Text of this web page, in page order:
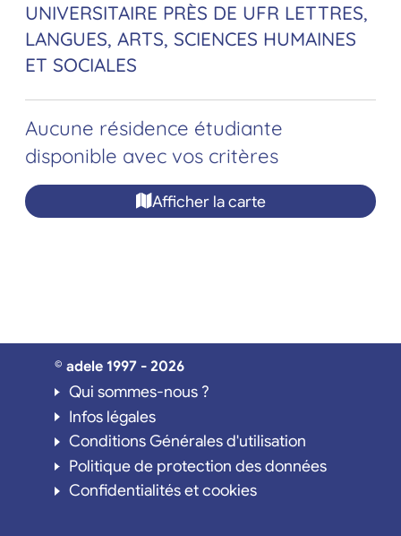
UNIVERSITAIRE PRÈS DE UFR LETTRES,
LANGUES, ARTS, SCIENCES HUMAINES
ET SOCIALES
Aucune résidence étudiante
disponible avec vos critères
Afficher la carte
© adele 1997 - 2026
Qui sommes-nous ?
Infos légales
Conditions Générales d'utilisation
Politique de protection des données
Confidentialités et cookies